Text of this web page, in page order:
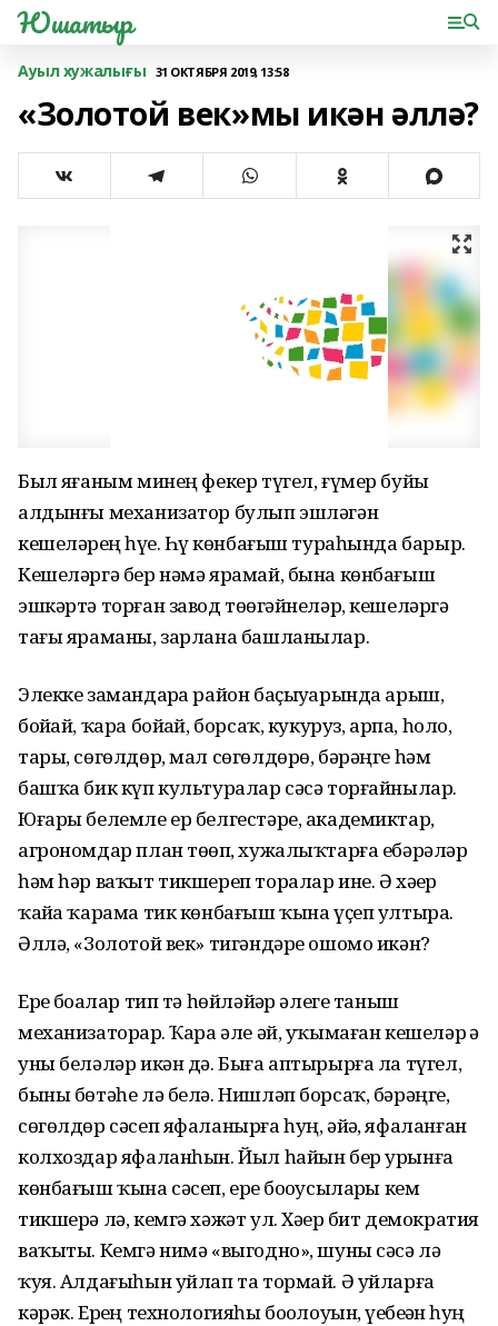
Юшатыр
Ауыл хужалығы 31 ОКТЯБРЯ 2019, 13:58
«Золотой век»мы икән әллә?
Был яҙғаным минең фекер түгел, ғүмер буйы
алдынғы механизатор булып эшләгән
кешеләрҙең һүҙе. Һүҙ көнбағыш тураһында барыр.
Кешеләргә бер нәмә ярамай, бына көнбағыш
эшкәртә торған завод төҙөгәйнеләр, кешеләргә
тағы яраманы, зарлана башланылар.
Элекке замандарҙа район баҫыуҙарында арыш,
бойҙай, ҡара бойҙай, борсаҡ, кукуруз, арпа, һоло,
тары, сөгөлдөр, мал сөгөлдөрө, бәрәңге һәм
башҡа бик күп культуралар сәсә торғайнылар.
Юғары белемле ер белгестәре, академиктар,
агрономдар план төҙөп, хужалыҡтарға ебәрәләр
һәм һәр ваҡыт тикшереп торалар ине. Ә хәҙер
ҡайҙа ҡарама тик көнбағыш ҡына үҫеп ултыра.
Әллә, «Золотой век» тигәндәре ошомо икән?
Ерҙе боҙалар тип тә һөйләйҙәр әлеге таныш
механизаторҙар. Ҡара әле әй, уҡымаған кешеләр ҙә
уны беләләр икән дә. Быға аптырырға ла түгел,
быны бөтәһе лә белә. Нишләп борсаҡ, бәрәңге,
сөгөлдөр сәсеп яфаланырға һуң, әйҙә, яфаланған
колхоздар яфаланһын. Йыл һайын бер урынға
көнбағыш ҡына сәсеп, ерҙе боҙоусыларҙы кем
тикшерә лә, кемгә хәжәт ул. Хәҙер бит демократия
ваҡыты. Кемгә нимә «выгодно», шуны сәсә лә
ҡуя. Алдағыһын уйлап та тормай. Ә уйларға
кәрәк. Ерҙең технологияһы боҙолоуын, үҙебеҙҙән һуң